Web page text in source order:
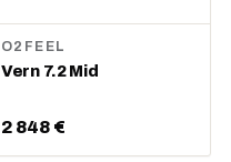
O2FEEL
Vern 7.2 Mid
2 848 €